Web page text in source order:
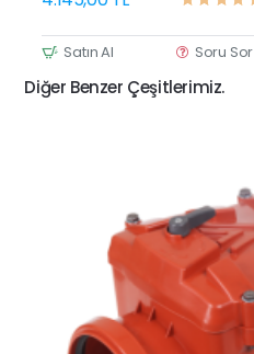
Satın Al Soru Sor
Diğer Benzer Çeşitlerimiz.